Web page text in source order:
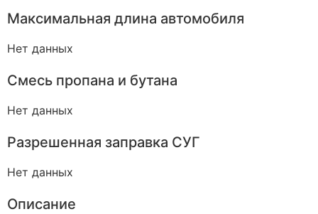
Максимальная длина автомобиля
Нет данных
Смесь пропана и бутана
Нет данных
Разрешенная заправка СУГ
Нет данных
Описание